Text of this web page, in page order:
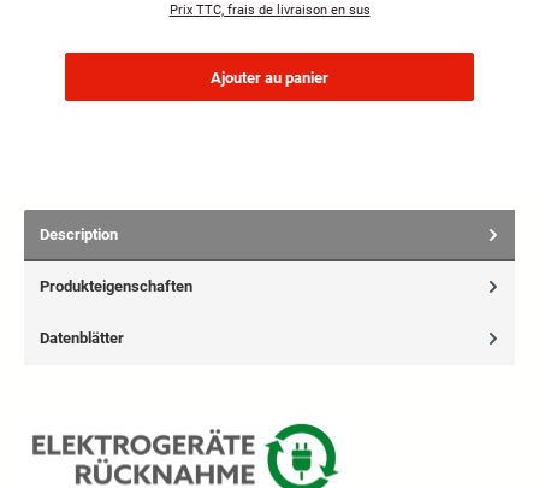
Prix TTC, frais de livraison en sus
Ajouter au panier
Description
Produkteigenschaften
Datenblätter